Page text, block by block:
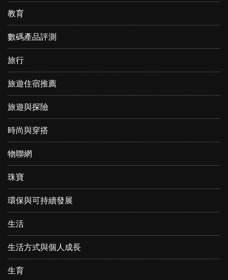
教育
數碼產品評測
旅行
旅遊住宿推薦
旅遊與探險
時尚與穿搭
物聯網
珠寶
環保與可持續發展
生活
生活方式與個人成長
生育